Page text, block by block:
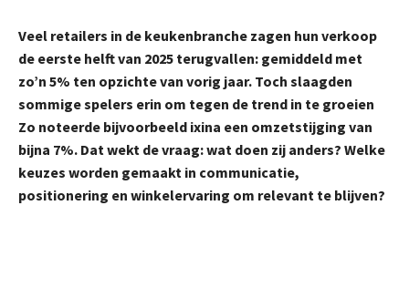
Veel retailers in de keukenbranche zagen hun verkoop
de eerste helft van 2025 terugvallen: gemiddeld met
zo’n 5% ten opzichte van vorig jaar. Toch slaagden
sommige spelers erin om tegen de trend in te groeien
Zo noteerde bijvoorbeeld ixina een omzetstijging van
bijna 7%. Dat wekt de vraag: wat doen zij anders? Welke
keuzes worden gemaakt in communicatie,
positionering en winkelervaring om relevant te blijven?